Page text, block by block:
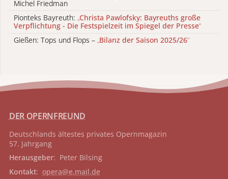
Michel Friedman
Pionteks Bayreuth: „Christa Pawlofsky: Bayreuths große
Verpflichtung - Die Festspielzeit im Spiegel der Presse“
Gießen: Tops und Flops – „Bilanz der Saison 2025/26“
DER OPERNFREUND
Deutschlands ältestes privates Opernmagazin
57. Jahrgang
Herausgeber: Peter Bilsing
Kontakt: opera@e.mail.de